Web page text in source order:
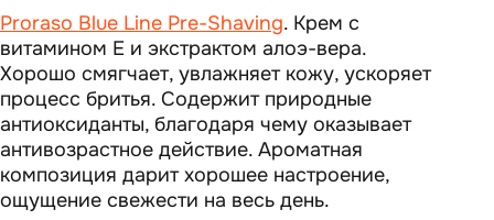
Proraso Blue Line Pre-Shaving. Крем с
витамином Е и экстрактом алоэ-вера.
Хорошо смягчает, увлажняет кожу, ускоряет
процесс бритья. Содержит природные
антиоксиданты, благодаря чему оказывает
антивозрастное действие. Ароматная
композиция дарит хорошее настроение,
ощущение свежести на весь день.